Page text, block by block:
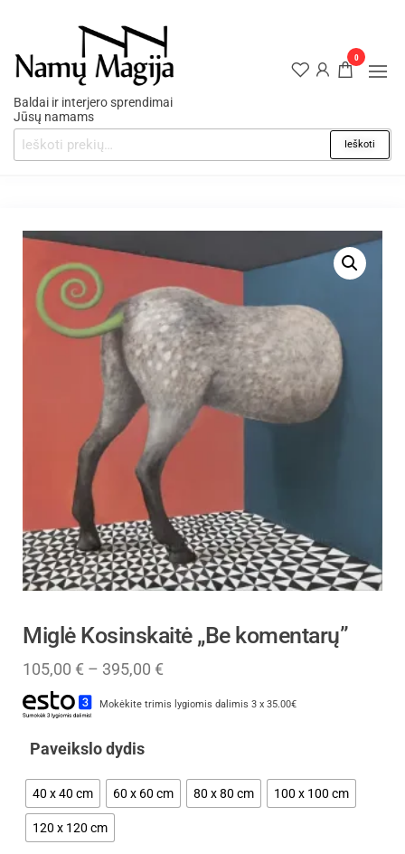
Baldai ir interjero sprendimai
Jūsų namams
Ieškoti
0
Miglė Kosinskaitė „Be komentarų”
105,00 € – 395,00 €
Mokėkite trimis lygiomis dalimis 3 x 35.00€
Paveikslo dydis
40 x 40 cm 60 x 60 cm 80 x 80 cm 100 x 100 cm
120 x 120 cm